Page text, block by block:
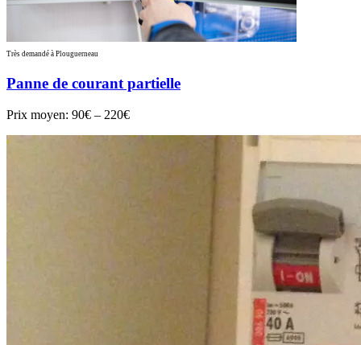
Très demandé à Plouguerneau
Panne de courant partielle
Prix moyen: 90€ – 220€